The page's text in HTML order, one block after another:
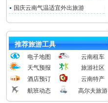
国庆云南气温适宜外出旅游
推荐旅游工具
电子地图
云南租车
天气预报
旅游社区
酒店预订
云南特产
航班动态
高尔夫旅游